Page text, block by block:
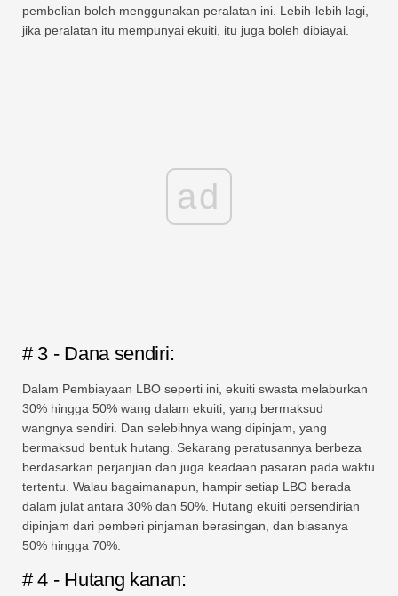
pembelian boleh menggunakan peralatan ini. Lebih-lebih lagi,
jika peralatan itu mempunyai ekuiti, itu juga boleh dibiayai.
ad
# 3 - Dana sendiri:
Dalam Pembiayaan LBO seperti ini, ekuiti swasta melaburkan
30% hingga 50% wang dalam ekuiti, yang bermaksud
wangnya sendiri. Dan selebihnya wang dipinjam, yang
bermaksud bentuk hutang. Sekarang peratusannya berbeza
berdasarkan perjanjian dan juga keadaan pasaran pada waktu
tertentu. Walau bagaimanapun, hampir setiap LBO berada
dalam julat antara 30% dan 50%. Hutang ekuiti persendirian
dipinjam dari pemberi pinjaman berasingan, dan biasanya
50% hingga 70%.
# 4 - Hutang kanan: